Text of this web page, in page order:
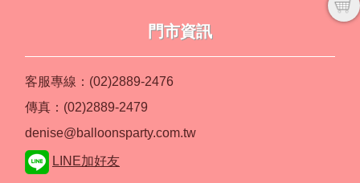
門市資訊
客服專線：(02)2889-2476
傳真：(02)2889-2479
denise@balloonsparty.com.tw
LINE加好友